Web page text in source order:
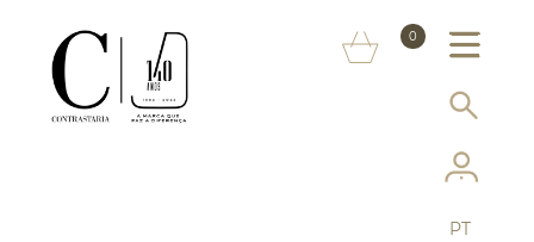
0
INFORMAÇÃO AO CONSUMIDOR
SERVIÇOS
PT